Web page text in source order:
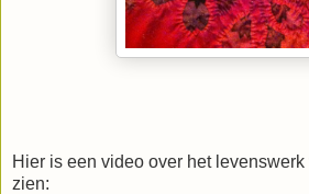
Hier is een video over het
zien: